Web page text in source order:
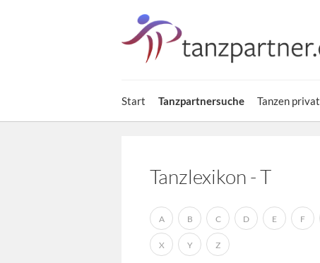
Start Tanzpartnersuche Tanzen privat
Tanzlexikon - T
A B C D E F
X Y Z